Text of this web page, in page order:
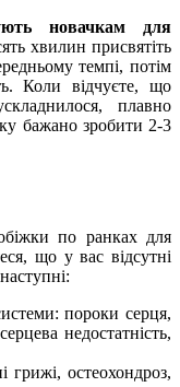
новачкам для
хвилин присвятіть
темпі, потім
Коли відчуєте, що
плавно
бажано зробити 2-3
по ранках для
що у вас відсутні
пороки серця,
недостатність,
грижі, остеохондроз,